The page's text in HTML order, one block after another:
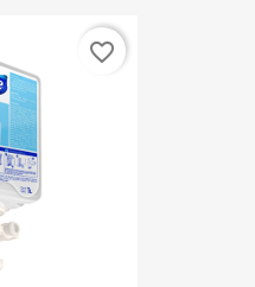
favorite_border